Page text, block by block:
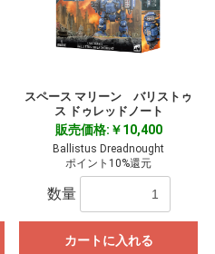
スペース マリーン バリストゥ
ス ドゥレッドノート
販売価格:￥10,400
Ballistus Dreadnought
ポイント10%還元
数量
カートに入れる